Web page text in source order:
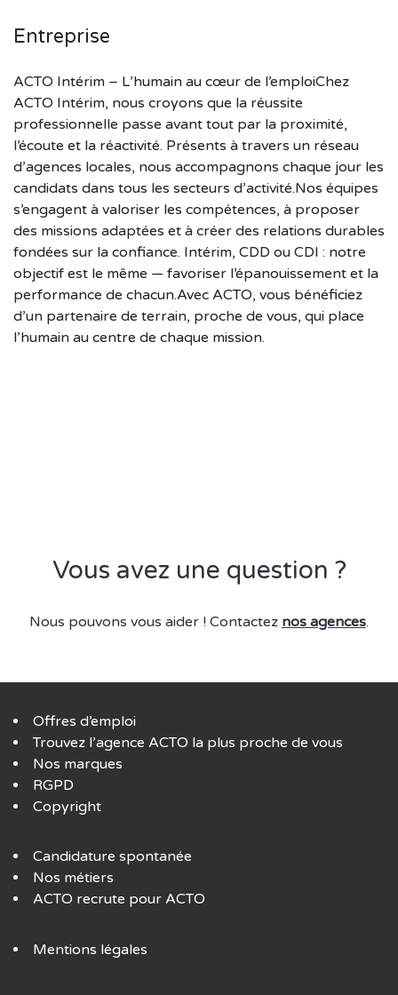
Entreprise
ACTO Intérim – L’humain au cœur de l’emploiChez
ACTO Intérim, nous croyons que la réussite
professionnelle passe avant tout par la proximité,
l’écoute et la réactivité. Présents à travers un réseau
d’agences locales, nous accompagnons chaque jour les
candidats dans tous les secteurs d’activité.Nos équipes
s’engagent à valoriser les compétences, à proposer
des missions adaptées et à créer des relations durables
fondées sur la confiance. Intérim, CDD ou CDI : notre
objectif est le même — favoriser l’épanouissement et la
performance de chacun.Avec ACTO, vous bénéficiez
d’un partenaire de terrain, proche de vous, qui place
l’humain au centre de chaque mission.
Vous avez une question ?
Nous pouvons vous aider ! Contactez nos agences.
Offres d’emploi
Trouvez l’agence ACTO la plus proche de vous
Nos marques
RGPD
Copyright
Candidature spontanée
Nos métiers
ACTO recrute pour ACTO
Mentions légales